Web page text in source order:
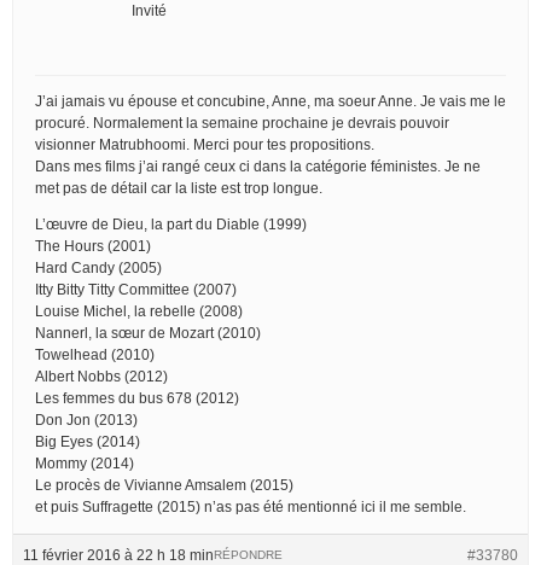
Invité
J’ai jamais vu épouse et concubine, Anne, ma soeur Anne. Je vais me le
procuré. Normalement la semaine prochaine je devrais pouvoir
visionner Matrubhoomi. Merci pour tes propositions.
Dans mes films j’ai rangé ceux ci dans la catégorie féministes. Je ne
met pas de détail car la liste est trop longue.
L’œuvre de Dieu, la part du Diable (1999)
The Hours (2001)
Hard Candy (2005)
Itty Bitty Titty Committee (2007)
Louise Michel, la rebelle (2008)
Nannerl, la sœur de Mozart (2010)
Towelhead (2010)
Albert Nobbs (2012)
Les femmes du bus 678 (2012)
Don Jon (2013)
Big Eyes (2014)
Mommy (2014)
Le procès de Vivianne Amsalem (2015)
et puis Suffragette (2015) n’as pas été mentionné ici il me semble.
11 février 2016 à 22 h 18 min #33780
RÉPONDRE